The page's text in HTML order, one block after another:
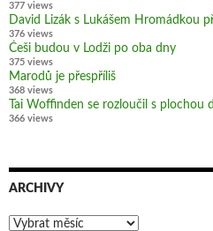
377 views
David Lizák s Lukášem Hromádkou
376 views
Češi budou v Lodži po oba dny
375 views
Marodů je přespříliš
368 views
Tai Woffinden se rozloučil s plochou
366 views
ARCHIVY
Archivy